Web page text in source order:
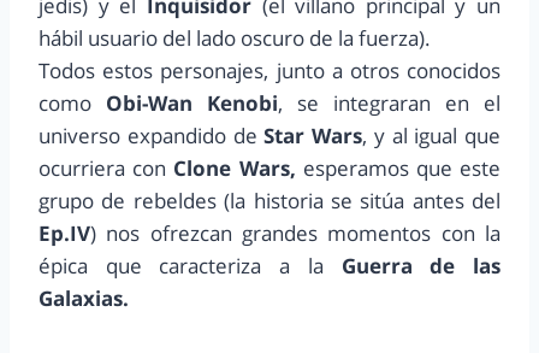
hábil usuario del lado oscuro de la fuerza).
Todos estos personajes, junto a otros conocidos
como Obi-Wan Kenobi, se integraran en el
universo expandido deStar Wars, y al igual que
ocurriera con Clone Wars, esperamos que este
grupo de rebeldes (la historia se sitúa antes del
Ep.IV) nos ofrezcan grandes momentos con la
épica que caracteriza a la Guerra de las
Galaxias.